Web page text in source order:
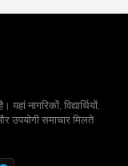
नागरिकों, विद्यार्थियों,
उपयोगी समाचार मिलते